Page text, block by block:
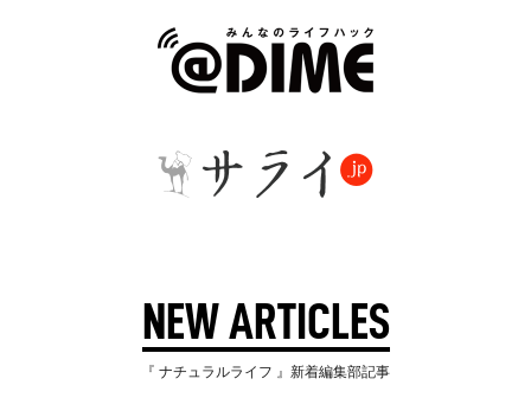
NEW ARTICLES
『 ナチュラルライフ 』新着編集部記事